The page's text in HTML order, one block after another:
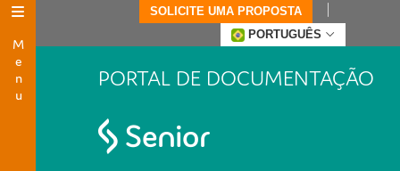
Menu
SOLICITE UMA PROPOSTA
PORTUGUÊS
PORTAL DE DOCUMENTAÇÃO